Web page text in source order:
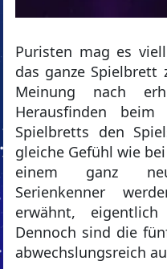
Puristen mag es
das ganze Spielbrett
Meinung nach
Herausfinden
Spielbretts den
gleiche Gefühl wie
einem ganz
Serienkenner
erwähnt,
Dennoch sind die
abwechslungsreich